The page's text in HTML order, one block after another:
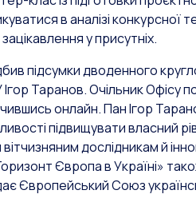
в аналізі конкурсної
у присутніх.
підсумки дводенного
Таранов. Очільник Офісу
онлайн. Пан Ігор
підвищувати власний
дослідникам й
Європа в Україні»
Європейський Союз